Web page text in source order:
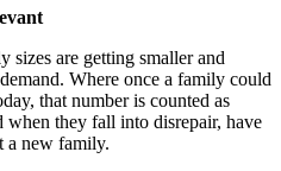
sizes are getting smaller and
Where once a family could
that number is counted as
when they fall into disrepair, have
a new family.